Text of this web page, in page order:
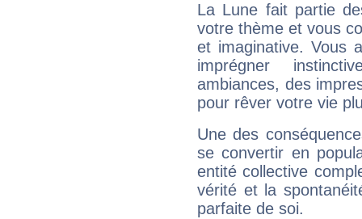
La Lune fait partie
votre thème et vous
et imaginative. Vous
imprégner
ambiances, des
pour rêver votre vie
Une des
se convertir en
entité collective
vérité et la
parfaite de soi.